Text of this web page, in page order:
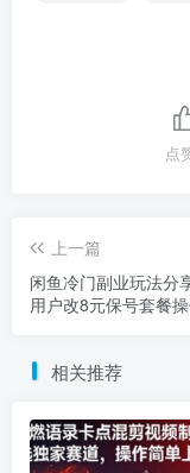
点
上一篇
闲鱼冷门副业玩法分
用户改8元保号套餐
相关推荐